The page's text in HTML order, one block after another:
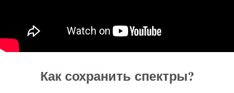
Как сохранить спектры?